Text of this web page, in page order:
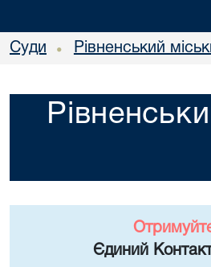
Суди • Рівненський
Єдиний